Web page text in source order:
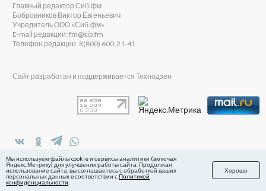
в Яндекс.Дзен
Главный редактор Сиб.фм
Бобровников Виктор Евгеньевич
Учредитель ООО «Сиб.фм»
E-mail редакции: fm@sib.fm
Телефон редакции: 8(800) 600-21-41
Сайт разработан и поддерживается Технодзен
Мы используем файлы cookie и сервисы аналитики (включая
Яндекс.Метрику) для улучшения работы сайта. Продолжая
использование сайта, вы соглашаетесь с обработкой ваших
персональных данных в соответствии сПолитикой
конфиденциальности
Хорошо